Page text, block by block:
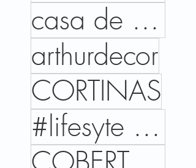
casa de campo
arthurdecor
CORTINAS
#lifesyte #trends #cores #interiordesign #home